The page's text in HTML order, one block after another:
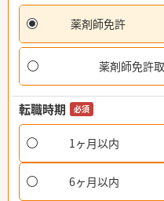
薬剤師免許
薬剤師免許取
転職時期 必須
1ヶ月以内
6ヶ月以内